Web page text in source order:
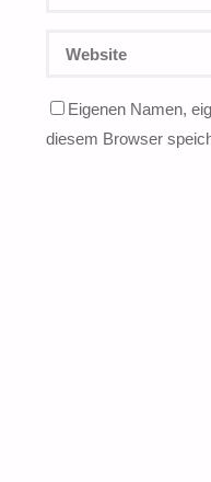
Eigenen Namen,
diesem Browser